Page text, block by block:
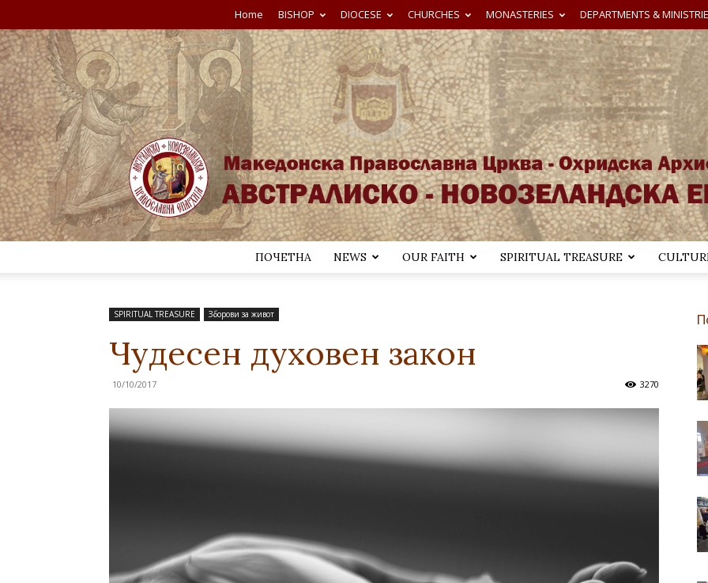
Home BISHOP DIOCESE CHURCHES MONASTERIES DEPARTMENTS &
ПОЧЕТНА NEWS OUR FAITH SPIRITUAL TREASURE
SPIRITUAL TREASURE Зборови за живот
Чудесен духовен закон
10/10/2017 3270